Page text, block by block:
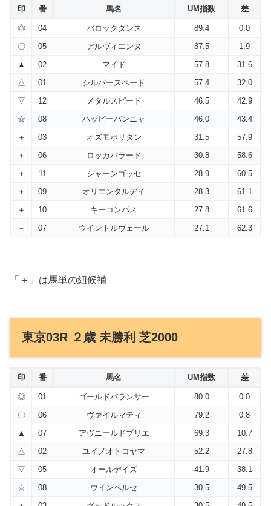
印 番 馬名 UM指数 差
◎ 04 バロックダンス 89.4
0.0
〇
05 アルヴィエンヌ 87.5
1.9
▲
02 マイド 57.8
31.6
△
01 シルバースペード 57.4
32.0
▽
12 メタルスピード 46.5
42.9
☆
08 ハッピーパンニャ 46.0
43.4
＋
03 オズモポリタン 31.5
57.9
＋
06 ロッカバラード 30.8
58.6
＋
11 シャーンゴッセ 28.9
60.5
＋
09 オリエンタルデイ 28.3
61.1
＋
10 キーコンパス 27.8
61.6
－
07 ウイントルヴェール 27.1 62.3
「＋」は馬単の紐候補
東京03R ２歳 未勝利 芝2000
印 番 馬名 UM指数 差
◎ 01 ゴールドバランサー 80.0
0.0
〇
06 ヴァイルマティ 79.2
0.8
▲
07 アヴニールドブリエ 69.3
10.7
△
02 ユイノオトコヤマ 52.2
27.8
▽
05 オールデイズ 41.9
38.1
☆
08 ウインペルセ 30.5
49.5